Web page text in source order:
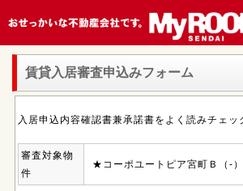
賃貸入居審査申込みフォーム
入居申込内容確認書兼承諾書をよく読みチェッ
審査対象物
件
★コーポユートピア宮町Ｂ（-）